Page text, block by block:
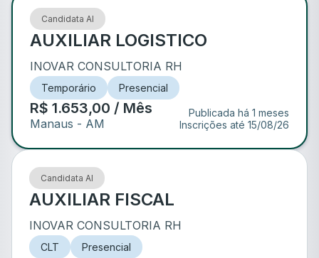
Candidata AI
AUXILIAR LOGISTICO
INOVAR CONSULTORIA RH
Temporário Presencial
R$ 1.653,00 / Mês
Manaus - AM
Publicada há 1 meses
Inscrições até 15/08/26
Candidata AI
AUXILIAR FISCAL
INOVAR CONSULTORIA RH
CLT Presencial